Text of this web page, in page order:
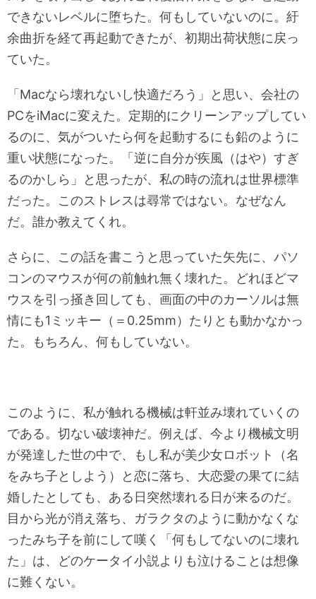
できないレベルに堕ちた。何もしていないのに。紆
余曲折を経て再起動できたが、初期出荷状態に戻っ
ていた。
「Macなら壊れないし快適だろう」と思い、会社の
PCをiMacに変えた。定期的にクリーンアップしてい
るのに、気がついたら何を起動するにも鉛のように
重い状態になった。「逆に自分が疾風（はや）すぎ
るのかしら」と思ったが、私の時の流れは世界標準
だった。このストレスは尋常ではない。なぜなん
だ。誰か教えてくれ。
さらに、この話を書こうと思っていた矢先に、パソ
コンのマウスが何の前触れ無く壊れた。どれほどマ
ウスを引っ掻き回しても、画面の中のカーソルは無
情にも1ミッキー（＝0.25mm）たりとも動かなかっ
た。もちろん、何もしていない。
このように、私が触れる機械は軒並み壊れていくの
である。切ない破壊神だ。例えば、今より機械文明
が発達した世の中で、もし私が美少女ロボット（名
をみち子としよう）と恋に落ち、大恋愛の果てに結
婚したとしても、ある日突然壊れる日が来るのだ。
目から光が消え落ち、ガラクタのように動かなくな
ったみち子を前にして嘆く「何もしてないのに壊れ
た」は、どのケータイ小説よりも泣けることは想像
に難くない。